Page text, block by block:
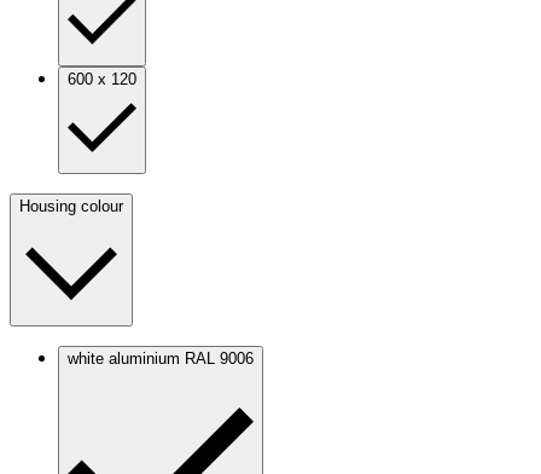
600 x 120
Housing colour
white aluminium RAL 9006